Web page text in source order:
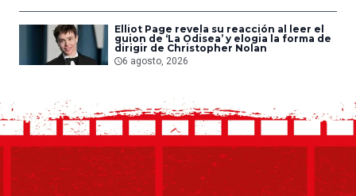
Elliot Page revela su reacción al leer el
guion de ‘La Odisea’ y elogia la forma de
dirigir de Christopher Nolan
6 agosto, 2026